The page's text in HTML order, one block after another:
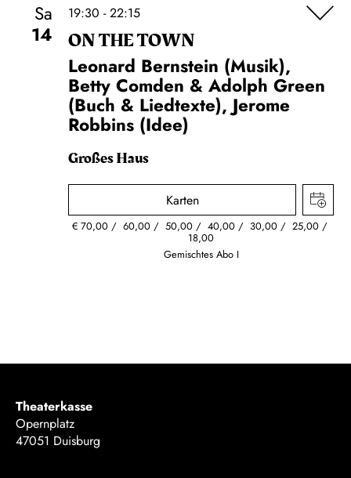
Sa
14
19:30 - 22:15
ON THE TOWN
Leonard Bernstein (Musik),
Betty Comden & Adolph Green
(Buch & Liedtexte), Jerome
Robbins (Idee)
Großes Haus
Karten
€ 70,00 60,00 50,00 40,00 30,00 25,00
18,00
Gemischtes Abo I
Theaterkasse
Opernplatz
47051 Duisburg